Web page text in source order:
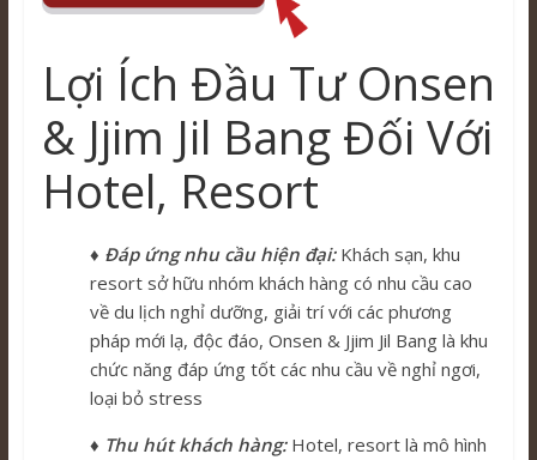
Lợi Ích Đầu Tư Onsen
& Jjim Jil Bang Đối Với
Hotel, Resort
♦ Đáp ứng nhu cầu hiện đại:Khách sạn, khu
resort sở hữu nhóm khách hàng có nhu cầu cao
về du lịch nghỉ dưỡng, giải trí với các phương
pháp mới lạ, độc đáo, Onsen & Jjim Jil Banglà khu
chức năng đáp ứng tốt các nhu cầu về nghỉ ngơi,
loại bỏ stress
♦ Thu hút khách hàng:Hotel, resort là mô hình